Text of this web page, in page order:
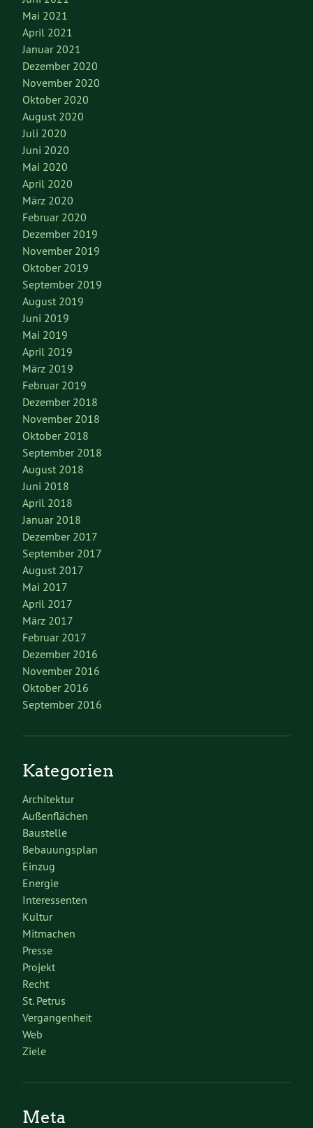
Mai 2021
April 2021
Januar 2021
Dezember 2020
November 2020
Oktober 2020
August 2020
Juli 2020
Juni 2020
Mai 2020
April 2020
März 2020
Februar 2020
Dezember 2019
November 2019
Oktober 2019
September 2019
August 2019
Juni 2019
Mai 2019
April 2019
März 2019
Februar 2019
Dezember 2018
November 2018
Oktober 2018
September 2018
August 2018
Juni 2018
April 2018
Januar 2018
Dezember 2017
September 2017
August 2017
Mai 2017
April 2017
März 2017
Februar 2017
Dezember 2016
November 2016
Oktober 2016
September 2016
Kategorien
Architektur
Außenflächen
Baustelle
Bebauungsplan
Einzug
Energie
Interessenten
Kultur
Mitmachen
Presse
Projekt
Recht
St. Petrus
Vergangenheit
Web
Ziele
Meta